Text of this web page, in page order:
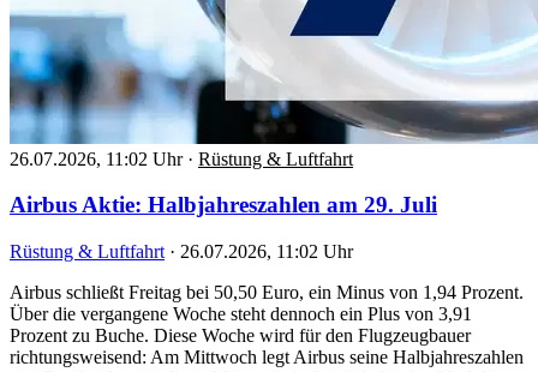
26.07.2026, 11:02 Uhr · Rüstung & Luftfahrt
Airbus Aktie: Halbjahreszahlen am 29. Juli
Rüstung & Luftfahrt · 26.07.2026, 11:02 Uhr
Airbus schließt Freitag bei 50,50 Euro, ein Minus von 1,94 Prozent.
Über die vergangene Woche steht dennoch ein Plus von 3,91
Prozent zu Buche. Diese Woche wird für den Flugzeugbauer
richtungsweisend: Am Mittwoch legt Airbus seine Halbjahreszahlen